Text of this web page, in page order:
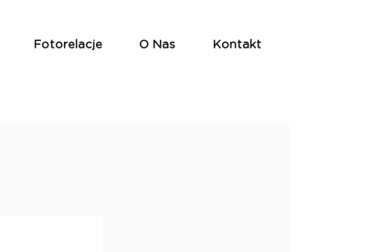
Fotorelacje O Nas Kontakt